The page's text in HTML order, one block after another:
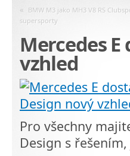
« BMW M3 jako MH3 V8 RS
supersporty
Mercedes
vzhled
Pro všechny
Design s